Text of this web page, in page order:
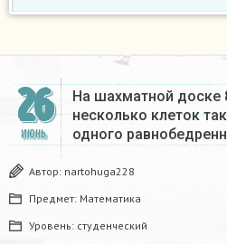
26
ИЮНЬ
На шахматной доске
несколько клеток
одного
Автор: nartohuga228
Предмет: Математика
Уровень: студенческий